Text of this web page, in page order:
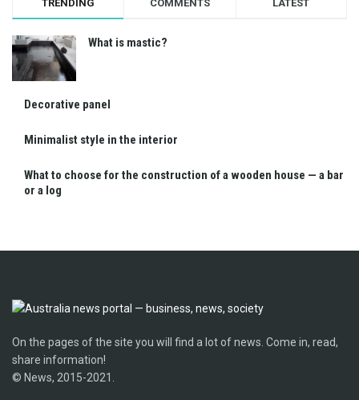
TRENDING COMMENTS LATEST
What is mastic?
Decorative panel
Minimalist style in the interior
What to choose for the construction of a wooden house — a bar
or a log
On the pages of the site you will find a lot of news. Come in, read,
share information!
© News, 2015-2021.